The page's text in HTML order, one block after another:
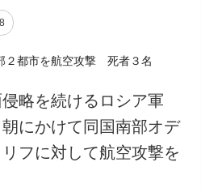
略を続けるロシア軍
にかけて同国南部オデ
フに対して航空攻撃を